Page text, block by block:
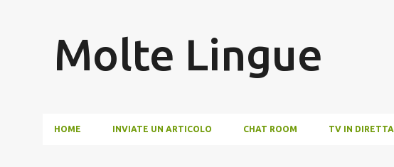
Molte Lingue
HOME INVIATE UN ARTICOLO CHAT ROOM TV IN DIRETTA